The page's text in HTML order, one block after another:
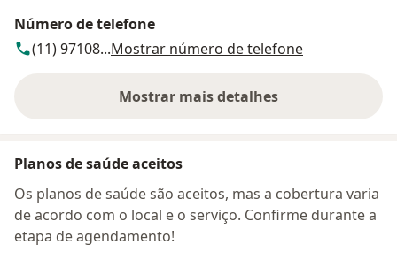
Número de telefone
(11) 97108...Mostrar número de telefone
Mostrar mais detalhes
sobre o endereço
Planos de saúde aceitos
Os planos de saúde são aceitos, mas a cobertura varia
de acordo com o local e o serviço. Confirme durante a
etapa de agendamento!